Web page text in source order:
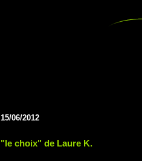
15/06/2012
"le choix" de Laure K.